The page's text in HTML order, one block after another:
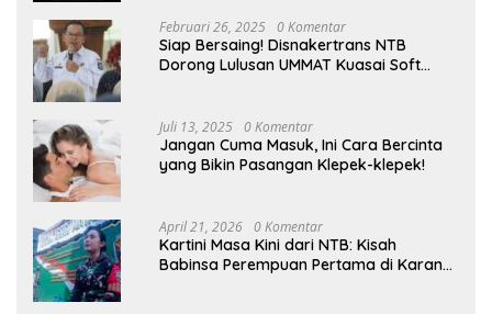
Februari 26, 2025 0 Komentar
Siap Bersaing! Disnakertrans NTB
Dorong Lulusan UMMAT Kuasai Soft
Juli 13, 2025 0 Komentar
Jangan Cuma Masuk, Ini Cara Bercinta
yang Bikin Pasangan Klepek-klepek!
April 21, 2026 0 Komentar
Kartini Masa Kini dari NTB: Kisah
Babinsa Perempuan Pertama di Karang